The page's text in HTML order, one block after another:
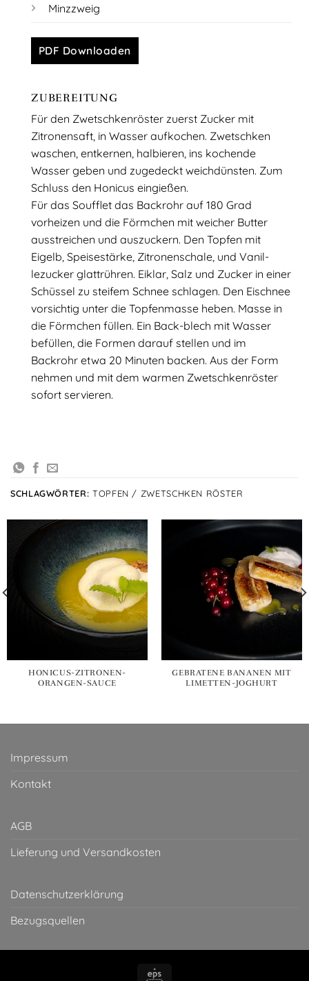
SCHLAGWÖRTER: TOPFEN / ZWETSCHKEN RÖSTER
Minzzweig
PDF Downloaden
ZUBEREITUNG
Für den Zwetschkenröster zuerst Zucker mit
Zitronensaft, in Wasser aufkochen. Zwetschken
waschen, entkernen, halbieren, ins kochende
Wasser geben und zugedeckt weichdünsten. Zum
Schluss den Honicus eingießen.
Für das Soufflet das Backrohr auf 180 Grad
vorheizen und die Förmchen mit weicher Butter
ausstreichen und auszuckern. Den Topfen mit
Eigelb, Speisestärke, Zitronenschale, und Vanil-
lezucker glattrühren. Eiklar, Salz und Zucker in einer
Schüssel zu steifem Schnee schlagen. Den Eischnee
vorsichtig unter die Topfenmasse heben. Masse in
die Förmchen füllen. Ein Back-blech mit Wasser
befüllen, die Formen darauf stellen und im
Backrohr etwa 20 Minuten backen. Aus der Form
nehmen und mit dem warmen Zwetschkenröster
sofort servieren.
HONICUS-ZITRONEN-
ORANGEN-SAUCE
GEBRATENE BANANEN MIT
LIMETTEN-JOGHURT
Impressum
Kontakt
AGB
Lieferung und Versandkosten
Datenschutzerklärung
Bezugsquellen